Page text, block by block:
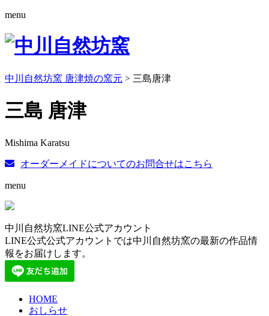
menu
中川自然坊窯 唐津焼の窯元 > 三島唐津
三島 唐津
Mishima Karatsu
オーダーメイドについてのお問合せはこちら
menu
中川自然坊窯LINE公式アカウント
LINE公式公式アカウントでは中川自然坊窯の最新の作品情
報をお届けします。
HOME
おしらせ